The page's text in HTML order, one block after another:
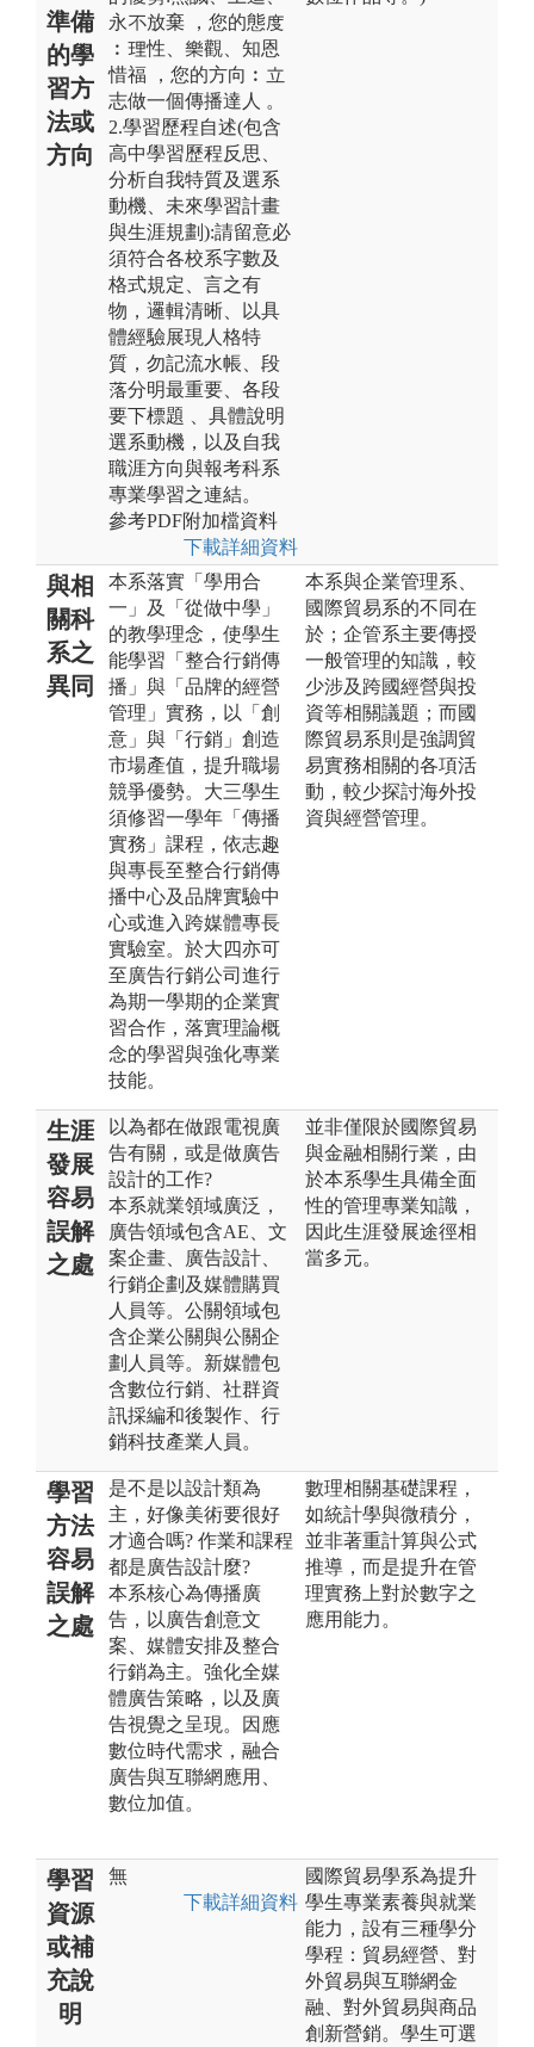
準備
的學
習方
法或
方向
永不放棄 ，您的態度
︰理性、樂觀、知恩
惜福 ，您的方向︰立
志做一個傳播達人 。
2.學習歷程自述(包含
高中學習歷程反思、
分析自我特質及選系
動機、未來學習計畫
與生涯規劃):請留意必
須符合各校系字數及
格式規定、言之有
物，邏輯清晰、以具
體經驗展現人格特
質，勿記流水帳、段
落分明最重要、各段
要下標題 、具體說明
選系動機，以及自我
職涯方向與報考科系
專業學習之連結。
參考PDF附加檔資料
下載詳細資料
與相
關科
系之
異同
本系落實「學用合
一」及「從做中學」
的教學理念，使學生
能學習「整合行銷傳
播」與「品牌的經營
管理」實務，以「創
意」與「行銷」創造
市場產值，提升職場
競爭優勢。大三學生
須修習一學年「傳播
實務」課程，依志趣
與專長至整合行銷傳
播中心及品牌實驗中
心或進入跨媒體專長
實驗室。於大四亦可
至廣告行銷公司進行
為期一學期的企業實
習合作，落實理論概
念的學習與強化專業
技能。
本系與企業管理系、
國際貿易系的不同在
於；企管系主要傳授
一般管理的知識，較
少涉及跨國經營與投
資等相關議題；而國
際貿易系則是強調貿
易實務相關的各項活
動，較少探討海外投
資與經營管理。
生涯
發展
容易
誤解
之處
以為都在做跟電視廣
告有關，或是做廣告
設計的工作?
本系就業領域廣泛，
廣告領域包含AE、文
案企畫、廣告設計、
行銷企劃及媒體購買
人員等。公關領域包
含企業公關與公關企
劃人員等。新媒體包
含數位行銷、社群資
訊採編和後製作、行
銷科技產業人員。
並非僅限於國際貿易
與金融相關行業，由
於本系學生具備全面
性的管理專業知識，
因此生涯發展途徑相
當多元。
學習
方法
容易
誤解
之處
是不是以設計類為
主，好像美術要很好
才適合嗎? 作業和課程
都是廣告設計麼?
本系核心為傳播廣
告，以廣告創意文
案、媒體安排及整合
行銷為主。強化全媒
體廣告策略，以及廣
告視覺之呈現。因應
數位時代需求，融合
廣告與互聯網應用、
數位加值。
數理相關基礎課程，
如統計學與微積分，
並非著重計算與公式
推導，而是提升在管
理實務上對於數字之
應用能力。
學習
資源
或補
充說
明
無
下載詳細資料
國際貿易學系為提升
學生專業素養與就業
能力，設有三種學分
學程：貿易經營、對
外貿易與互聯網金
融、對外貿易與商品
創新營銷。學生可選